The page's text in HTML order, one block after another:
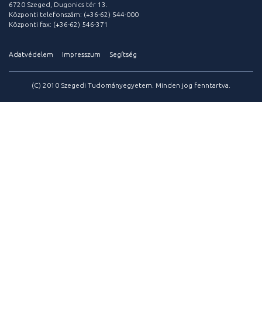
6720 Szeged, Dugonics tér 13.
Központi telefonszám: (+36-62) 544-000
Központi fax: (+36-62) 546-371
Adatvédelem Impresszum Segítség
(C) 2010 Szegedi Tudományegyetem. Minden jog fenntartva.